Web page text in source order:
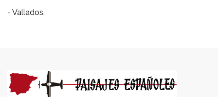
- Vallados.